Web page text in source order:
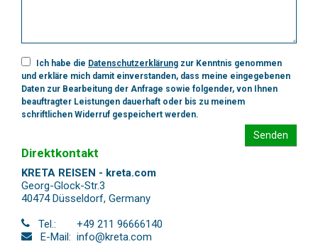
Ich habe die Datenschutzerklärung zur Kenntnis genommen
und erkläre mich damit einverstanden, dass meine eingegebenen
Daten zur Bearbeitung der Anfrage sowie folgender, von Ihnen
beauftragter Leistungen dauerhaft oder bis zu meinem
schriftlichen Widerruf gespeichert werden.
Senden
Direktkontakt
KRETA REISEN - kreta.com
Georg-Glock-Str.3
40474 Düsseldorf, Germany
Tel.:
+49 211 96666140
E-Mail: info@kreta.com